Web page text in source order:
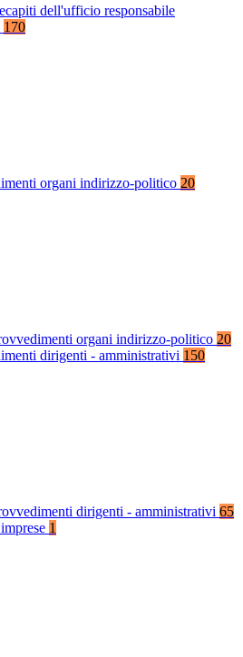
dell'ufficio responsabile
170
organi indirizzo-politico 20
organi indirizzo-politico 20
dirigenti - amministrativi 150
dirigenti - amministrativi 65
1